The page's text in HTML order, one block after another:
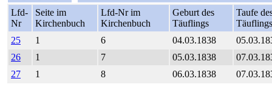
Lfd-
Nr
Seite im
Kirchenbuch
Lfd-Nr im
Kirchenbuch
Geburt des
Täuflings
Taufe
Täuflings
25
1 6 04.03.1838
26
1 7 05.03.1838
27
1 8 06.03.1838